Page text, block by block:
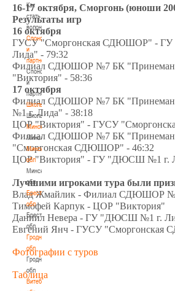
Как
стать
волонтером
Спонсоры
и
партнеры
Спонсоры
и
партнеры
Школы
Школы
Минск
Минск
Минская
обл
Минская
обл
Брестская
обл
Брестская
обл
Гродненская
обл
Гродненская
обл
Витебская
16-17 октября, Сморгонь (юноши
Результаты игр
16 октября
ГУСУ "Сморгонская СДЮШОР" -
Лида" - 79:32
Филиал СДЮШОР №7 БК
"Виктория" - 58:36
17 октября
Филиал СДЮШОР №7 БК
№1 г. Лида" - 38:18
ЦОР "Виктория" - ГУСУ
Филиал СДЮШОР №7 БК
"Сморгонская СДЮШОР" - 46:32
ЦОР "Виктория" - ГУ "ДЮСШ №1 г.
Лучшими игроками тура были
Влад Жмайлик - Филиал СДЮШОР
Тимофей Карпук - ЦОР "Виктория"
Даниил Невера - ГУ "ДЮСШ №1 г.
Евгений Янч - ГУСУ
Фотографии с туров
Таблица